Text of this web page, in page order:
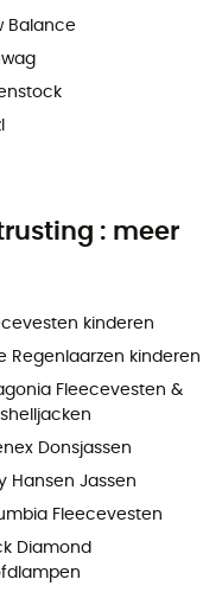
Balance
: meer
kinderen
Regenlaarzen kinderen
Fleecevesten &
Donsjassen
Hansen Jassen
Fleecevesten
Diamond